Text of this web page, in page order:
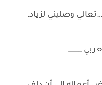
وصليني لزياد.
____